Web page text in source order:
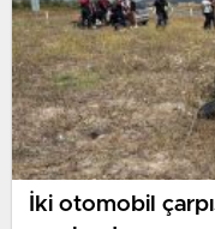
İki otomobil